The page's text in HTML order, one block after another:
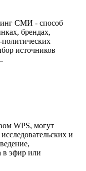
СМИ - способ
брендах,
источников
WPS, могут
и
в эфир или